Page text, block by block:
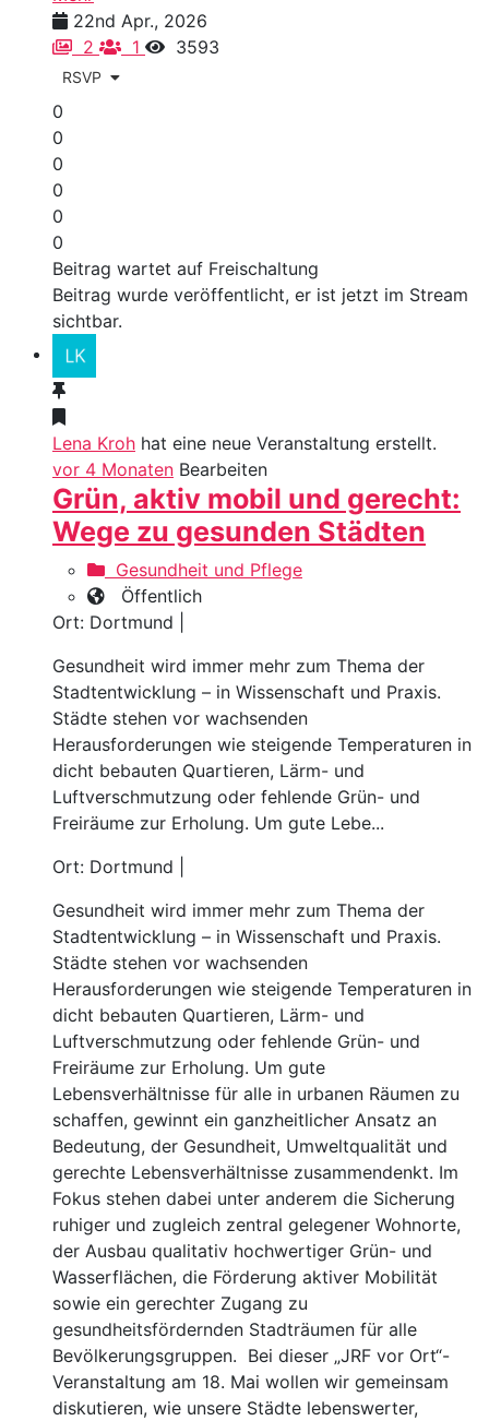
22nd Apr., 2026
2
1 3593
RSVP
0
0
0
0
0
0
Beitrag wartet auf Freischaltung
Beitrag wurde veröffentlicht, er ist jetzt im Stream
sichtbar.
Lena Kroh hat eine neue Veranstaltung erstellt.
vor 4 Monaten Bearbeiten
Grün, aktiv mobil und gerecht:
Wege zu gesunden Städten
Gesundheit und Pflege
Öffentlich
Ort: Dortmund |
Gesundheit wird immer mehr zum Thema der
Stadtentwicklung – in Wissenschaft und Praxis.
Städte stehen vor wachsenden
Herausforderungen wie steigende Temperaturen in
dicht bebauten Quartieren, Lärm- und
Luftverschmutzung oder fehlende Grün- und
Freiräume zur Erholung. Um gute Lebe...
Ort: Dortmund |
Gesundheit wird immer mehr zum Thema der
Stadtentwicklung – in Wissenschaft und Praxis.
Städte stehen vor wachsenden
Herausforderungen wie steigende Temperaturen in
dicht bebauten Quartieren, Lärm- und
Luftverschmutzung oder fehlende Grün- und
Freiräume zur Erholung. Um gute
Lebensverhältnisse für alle in urbanen Räumen zu
schaffen, gewinnt ein ganzheitlicher Ansatz an
Bedeutung, der Gesundheit, Umweltqualität und
gerechte Lebensverhältnisse zusammendenkt. Im
Fokus stehen dabei unter anderem die Sicherung
ruhiger und zugleich zentral gelegener Wohnorte,
der Ausbau qualitativ hochwertiger Grün- und
Wasserflächen, die Förderung aktiver Mobilität
sowie ein gerechter Zugang zu
gesundheitsfördernden Stadträumen für alle
Bevölkerungsgruppen. Bei dieser „JRF vor Ort“-
Veranstaltung am 18. Mai wollen wir gemeinsam
diskutieren, wie unsere Städte lebenswerter,